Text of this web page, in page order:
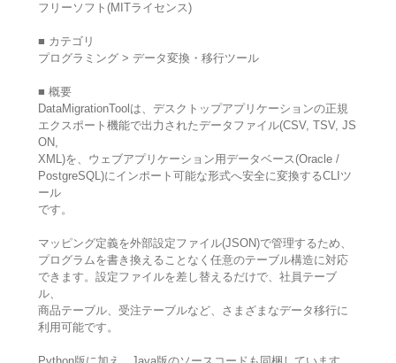
フリーソフト(MITライセンス)
■ カテゴリ
プログラミング > データ変換・移行ツール
■ 概要
DataMigrationToolは、デスクトップアプリケーションの正規
エクスポート機能で出力されたデータファイル(CSV, TSV, JS
ON,
XML)を、ウェブアプリケーション用データベース(Oracle /
PostgreSQL)にインポート可能な形式へ安全に変換するCLIツ
ール
です。
マッピング定義を外部設定ファイル(JSON)で管理するため、
プログラムを書き換えることなく任意のテーブル構造に対応
できます。設定ファイルを差し替えるだけで、社員テーブ
ル、
商品テーブル、受注テーブルなど、さまざまなデータ移行に
利用可能です。